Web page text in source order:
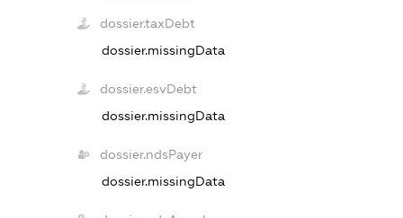
dossier.taxDebt
dossier.missingData
dossier.esvDebt
dossier.missingData
dossier.ndsPayer
dossier.missingData